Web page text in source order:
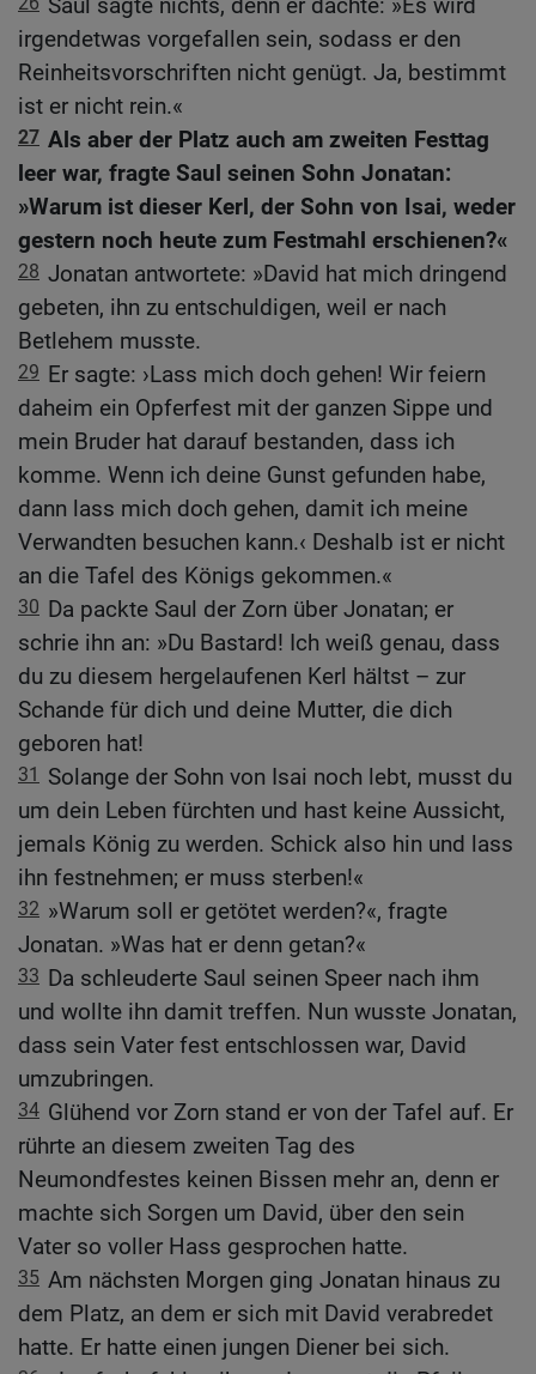
Saul sagte nichts, denn er dachte: »Es wird
irgendetwas vorgefallen sein, sodass er den
Reinheitsvorschriften nicht genügt. Ja, bestimmt
ist er nicht rein.«
27 Als aber der Platz auch am zweiten Festtag
leer war, fragte Saul seinen Sohn Jonatan:
»Warum ist dieser Kerl, der Sohn von Isai, weder
gestern noch heute zum Festmahl erschienen?«
28 Jonatan antwortete: »David hat mich dringend
gebeten, ihn zu entschuldigen, weil er nach
Betlehem musste.
29 Er sagte: ›Lass mich doch gehen! Wir feiern
daheim ein Opferfest mit der ganzen Sippe und
mein Bruder hat darauf bestanden, dass ich
komme. Wenn ich deine Gunst gefunden habe,
dann lass mich doch gehen, damit ich meine
Verwandten besuchen kann.‹ Deshalb ist er nicht
an die Tafel des Königs gekommen.«
30 Da packte Saul der Zorn über Jonatan; er
schrie ihn an: »Du Bastard! Ich weiß genau, dass
du zu diesem hergelaufenen Kerl hältst – zur
Schande für dich und deine Mutter, die dich
geboren hat!
31
Solange der Sohn von Isai noch lebt, musst du
um dein Leben fürchten und hast keine Aussicht,
jemals König zu werden. Schick also hin und lass
ihn festnehmen; er muss sterben!«
32 »Warum soll er getötet werden?«, fragte
Jonatan. »Was hat er denn getan?«
33 Da schleuderte Saul seinen Speer nach ihm
und wollte ihn damit treffen. Nun wusste Jonatan,
dass sein Vater fest entschlossen war, David
umzubringen.
34 Glühend vor Zorn stand er von der Tafel auf. Er
rührte an diesem zweiten Tag des
Neumondfestes keinen Bissen mehr an, denn er
machte sich Sorgen um David, über den sein
Vater so voller Hass gesprochen hatte.
35 Am nächsten Morgen ging Jonatan hinaus zu
dem Platz, an dem er sich mit David verabredet
hatte. Er hatte einen jungen Diener bei sich.